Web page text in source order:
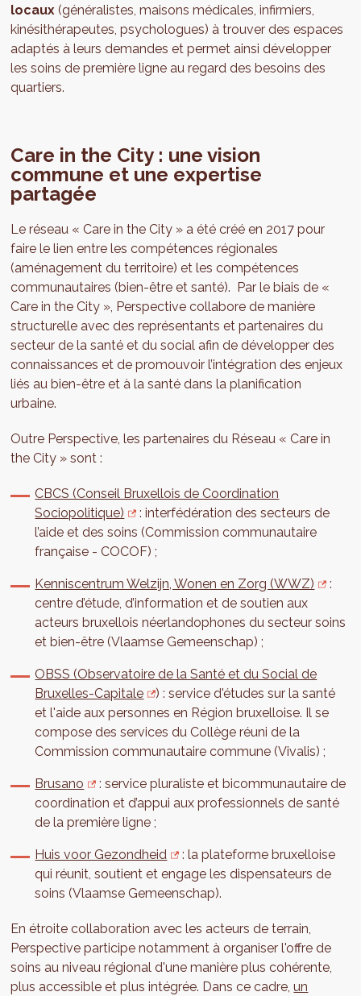
locaux (généralistes, maisons médicales, infirmiers,
kinésithérapeutes, psychologues) à trouver des espaces
adaptés à leurs demandes et permet ainsi développer
les soins de première ligne au regard des besoins des
quartiers.
Care in the City : une vision
commune et une expertise
partagée
Le réseau « Care in the City » a été créé en 2017 pour
faire le lien entre les compétences régionales
(aménagement du territoire) et les compétences
communautaires (bien-être et santé). Par le biais de «
Care in the City », Perspective collabore de manière
structurelle avec des représentants et partenaires du
secteur de la santé et du social afin de développer des
connaissances et de promouvoir l’intégration des enjeux
liés au bien-être et à la santé dans la planification
urbaine.
Outre Perspective, les partenaires du Réseau « Care in
the City » sont :
CBCS (Conseil Bruxellois de Coordination
Sociopolitique)
: interfédération des secteurs de
l’aide et des soins (Commission communautaire
française - COCOF) ;
Kenniscentrum Welzijn, Wonen en Zorg (WWZ)
:
centre d’étude, d’information et de soutien aux
acteurs bruxellois néerlandophones du secteur soins
et bien-être (Vlaamse Gemeenschap) ;
OBSS (Observatoire de la Santé et du Social de
Bruxelles-Capitale
) : service d'études sur la santé
et l'aide aux personnes en Région bruxelloise. Il se
compose des services du Collège réuni de la
Commission communautaire commune (Vivalis) ;
Brusano
: service pluraliste et bicommunautaire de
coordination et d’appui aux professionnels de santé
de la première ligne ;
Huis voor Gezondheid
: la plateforme bruxelloise
qui réunit, soutient et engage les dispensateurs de
soins (Vlaamse Gemeenschap).
En étroite collaboration avec les acteurs de terrain,
Perspective participe notamment à organiser l'offre de
soins au niveau régional d'une manière plus cohérente,
plus accessible et plus intégrée. Dans ce cadre,un